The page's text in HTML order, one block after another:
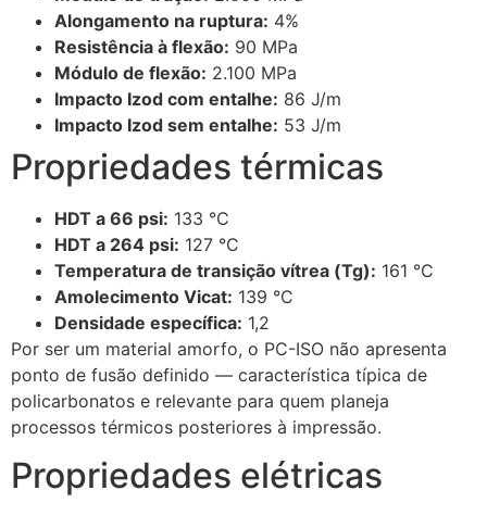
Alongamento na ruptura: 4%
Resistência à flexão: 90 MPa
Módulo de flexão: 2.100 MPa
Impacto Izod com entalhe: 86 J/m
Impacto Izod sem entalhe: 53 J/m
Propriedades térmicas
HDT a 66 psi: 133 °C
HDT a 264 psi: 127 °C
Temperatura de transição vítrea (Tg): 161 °C
Amolecimento Vicat: 139 °C
Densidade específica: 1,2
Por ser um material amorfo, o PC-ISO não apresenta
ponto de fusão definido — característica típica de
policarbonatos e relevante para quem planeja
processos térmicos posteriores à impressão.
Propriedades elétricas